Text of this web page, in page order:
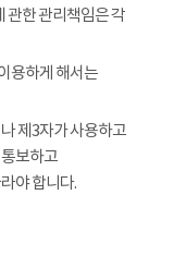
관한 관리책임은 각
용하게 해서는
제3자가 사용하고
보하고
야 합니다.